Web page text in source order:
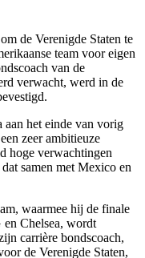
de Verenigde Staten te
team voor eigen
van de
verwacht, werd in de
het einde van vorig
zeer ambitieuze
hoge verwachtingen
samen met Mexico en
waarmee hij de finale
en Chelsea, wordt
carrière bondscoach,
de Verenigde Staten,